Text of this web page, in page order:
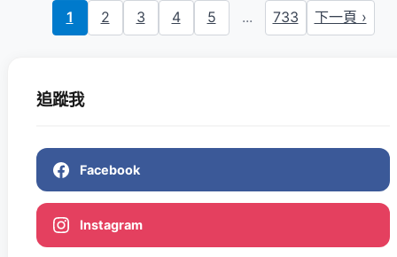
1 2 3 4 5 ... 733 下一頁 ›
追蹤我
Facebook
Instagram